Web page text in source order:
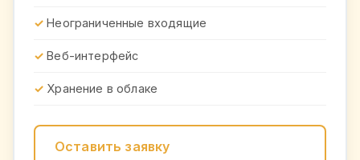
Неограниченные входящие
Веб-интерфейс
Хранение в облаке
Оставить заявку